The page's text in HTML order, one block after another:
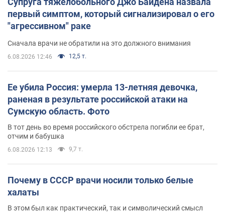
первый симптом, который сигнализировал о его
"агрессивном" раке
Сначала врачи не обратили на это должного внимания
6.08.2026 12:46 12,5 т.
Ее убила Россия: умерла 13-летняя девочка,
раненая в результате российской атаки на
Сумскую область. Фото
В тот день во время российского обстрела погибли ее брат,
отчим и бабушка
6.08.2026 12:13 9,7 т.
Почему в СССР врачи носили только белые
халаты
В этом был как практический, так и символический смысл